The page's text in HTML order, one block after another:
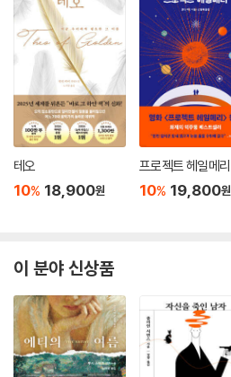
테오
10% 18,900원
프로젝트 헤일메리
10% 19,800원
이 분야 신상품